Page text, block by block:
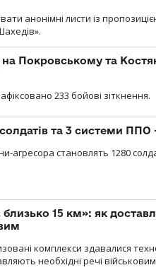
анонімні листи із
Покровському та
233 бойові зіткнення.
та 3 системи
агресора становлять 1280
близько 15 км»: як
комплекси здавалися
необхідні речі